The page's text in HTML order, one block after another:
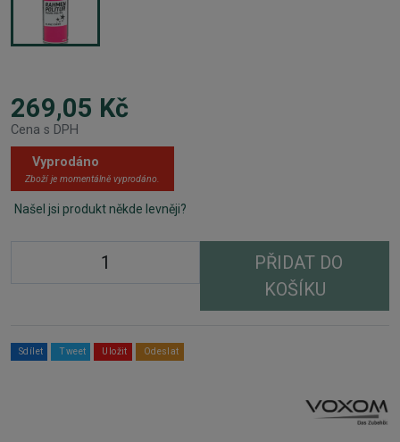
269,05 Kč
Cena s DPH
Vyprodáno
Zboží je momentálně vyprodáno.
Našel jsi produkt někde levněji?
PŘIDAT DO
KOŠÍKU
Sdílet Tweet Uložit Odeslat